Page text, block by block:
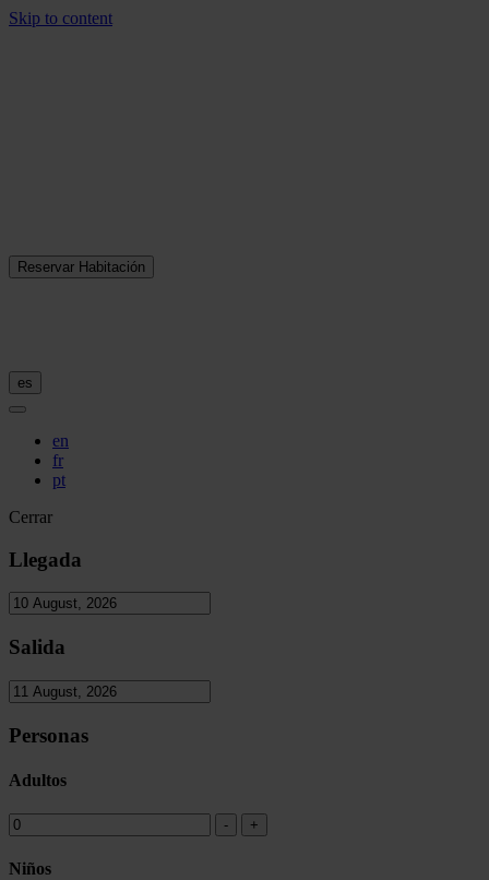
Skip to content
Reservar Habitación
es
en
fr
pt
Cerrar
Llegada
Salida
Personas
Adultos
Niños